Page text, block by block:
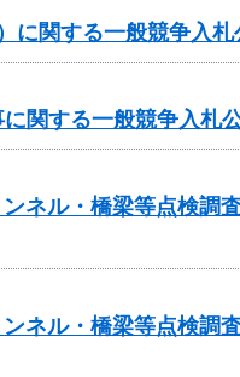
に関する一般競争入札
関する一般競争入札
ネル・橋梁等点検調
ネル・橋梁等点検調